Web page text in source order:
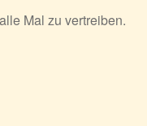
Mal zu vertreiben.